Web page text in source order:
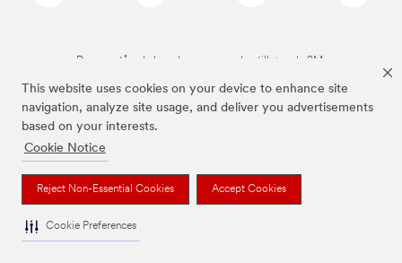
This website uses cookies on your device to enhance site
navigation, analyze site usage, and deliver you advertisements
based on your interests.
Cookie Notice
Reject Non-Essential Cookies Accept Cookies
Cookie Preferences
De ovenstående brands er varemærker tilhørende 3M.